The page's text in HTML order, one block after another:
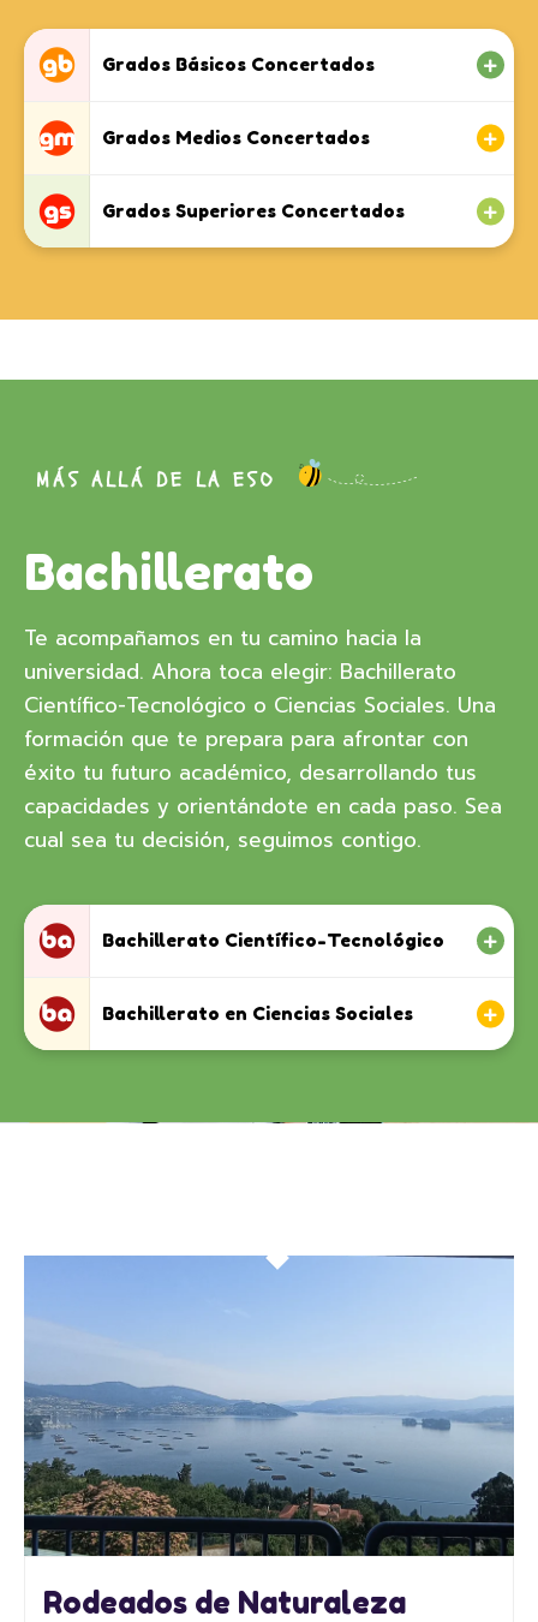
Grados Básicos Concertados
Grados Medios Concertados
Grados Superiores Concertados
MÁS ALLÁ DE LA ESO
Bachillerato
Te acompañamos en tu camino hacia la
universidad. Ahora toca elegir: Bachillerato
Científico-Tecnológico o Ciencias Sociales. Una
formación que te prepara para afrontar con
éxito tu futuro académico, desarrollando tus
capacidades y orientándote en cada paso. Sea
cual sea tu decisión, seguimos contigo.
Bachillerato Científico-Tecnológico
Bachillerato en Ciencias Sociales
Rodeados de Naturaleza